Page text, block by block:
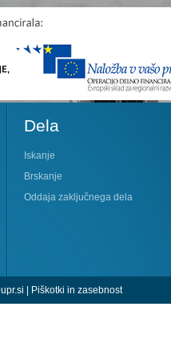
Dela
Iskanje
Brskanje
Oddaja zaključnega dela
| Piškotki in zasebnost